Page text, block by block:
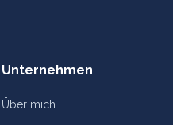
Unternehmen
Über mich